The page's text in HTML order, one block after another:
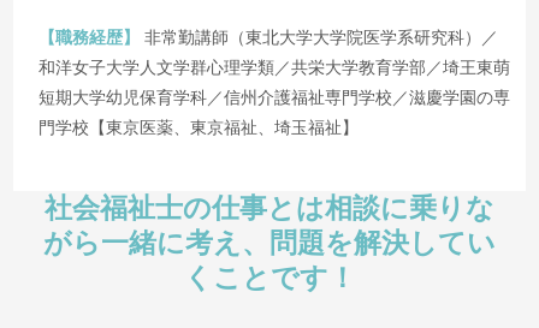
【職務経歴】
非常勤講師（東北大学大学院医学系研究科）／
和洋女子大学人文学群心理学類／共栄大学教育学部／埼王東萌
短期大学幼児保育学科／信州介護福祉専門学校／滋慶学園の専
門学校【東京医薬、東京福祉、埼玉福祉】
社会福祉士の仕事とは相談に乗りな
がら一緒に考え、問題を解決してい
くことです！